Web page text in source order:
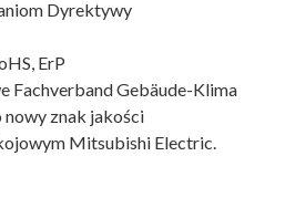
Dyrektywy
ErP
Fachverband Gebäude-Klima
nowy znak jakości
Mitsubishi Electric.